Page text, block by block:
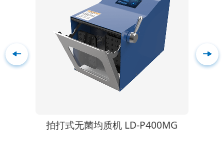
拍打式无菌均质机 LD-P400MG